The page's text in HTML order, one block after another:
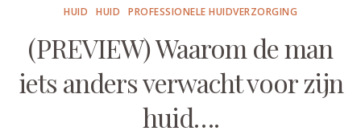
HUID HUID PROFESSIONELE HUIDVERZORGING
(PREVIEW) Waarom de man
iets anders verwacht voor zijn
huid….